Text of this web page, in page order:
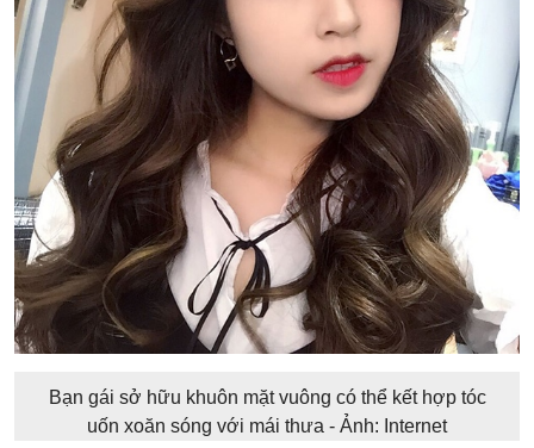
Bạn gái sở hữu khuôn mặt vuông có thể kết hợp tóc
uốn xoăn sóng với mái thưa - Ảnh: Internet